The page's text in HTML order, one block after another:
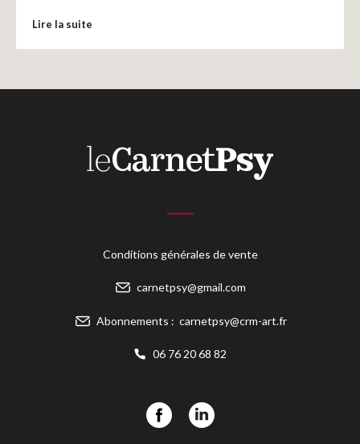
Lire la suite
Conditions générales de vente
carnetpsy@gmail.com
Abonnements : carnetpsy@crm-art.fr
06 76 20 68 82